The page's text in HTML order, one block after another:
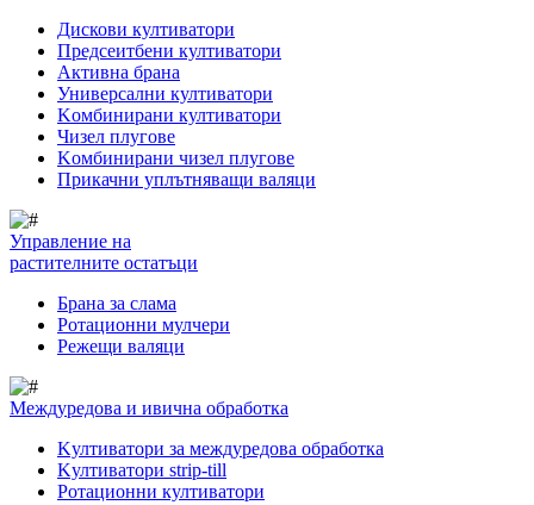
Дискови култиватори
Предсеитбени култиватори
Активна брана
Универсални култиватори
Kомбинирани култиватори
Чизел плугове
Kомбинирани чизел плугове
Прикачни уплътняващи валяци
Управление на
растителните остатъци
Брана за слама
Pотационни мулчери
Режещи валяци
Междуредова и ивична обработка
Kултиватори за междуредова обработка
Kултиватори strip-till
Ротационни култиватори